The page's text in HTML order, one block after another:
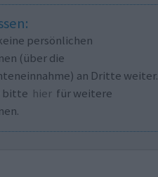
persönlichen
(über die
an Dritte weiter.
bitte hier für weitere